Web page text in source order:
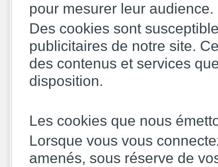
pour mesurer leur audience.
Des cookies sont
publicitaires de notre site.
des contenus et services
disposition.
Les cookies que nous
Lorsque vous vous
amenés, sous réserve de